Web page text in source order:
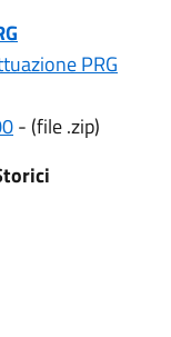
PRG
- (file .zip)